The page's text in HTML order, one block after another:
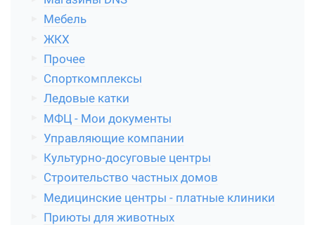
Мебель
ЖКХ
Прочее
Спорткомплексы
Ледовые катки
МФЦ - Мои документы
Управляющие компании
Культурно-досуговые центры
Строительство частных домов
Медицинские центры - платные клиники
Приюты для животных